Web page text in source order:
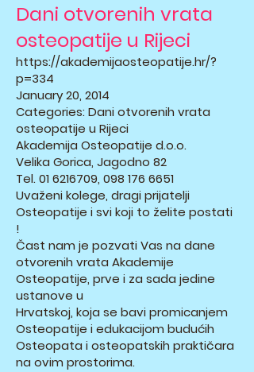
Dani otvorenih vrata
osteopatije u Rijeci
https://akademijaosteopatije.hr/?
p=334
January 20, 2014
Categories: Dani otvorenih vrata
osteopatije u Rijeci
Akademija Osteopatije d.o.o.
Velika Gorica, Jagodno 82
Tel. 01 6216709, 098 176 6651
Uvaženi kolege, dragi prijatelji
Osteopatije i svi koji to želite postati
!
Čast nam je pozvati Vas na dane
otvorenih vrata Akademije
Osteopatije, prve i za sada jedine
ustanove u
Hrvatskoj, koja se bavi promicanjem
Osteopatije i edukacijom budućih
Osteopata i osteopatskih praktičara
na ovim prostorima.